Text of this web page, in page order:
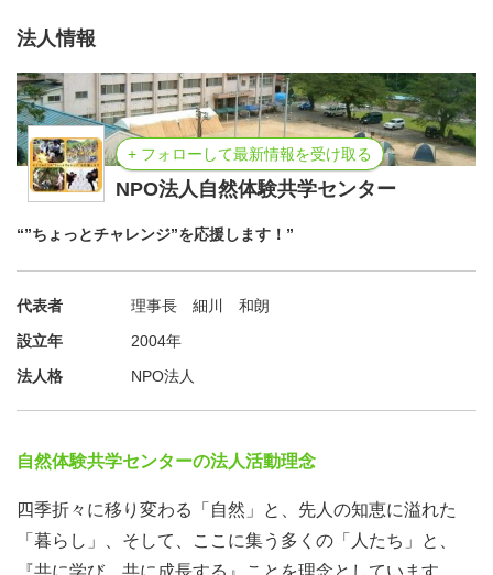
■申込方法■
＜インターネット申込みフォームを利用＞→入力、送信
後、下記アドレスに顔写真データを送付ください
【顔写真送付先アドレス】：leader@kyougaku☆com※☆
※写真送付のない申込は受付保留となります。
【過去、参加経験のある方】
所定の様式を使用し申込ください。
法人情報
+ フォローして最新情報を受け取る
NPO法人自然体験共学センター
“”ちょっとチャレンジ”を応援します！”
代表者
理事長 細川 和朗
設立年
2004年
法人格
NPO法人
自然体験共学センターの法人活動理念
四季折々に移り変わる「自然」と、先人の知恵に溢れた
「暮らし」、そして、ここに集う多くの「人たち」と、
『共に学び、共に成長する』ことを理念としています。